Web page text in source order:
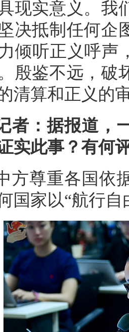
现实意义。我
决抵制任何企
倾听正义呼声
殷鉴不远，破
清算和正义的
者：据报道，
实此事？有何
方尊重各国依
国家以“航行